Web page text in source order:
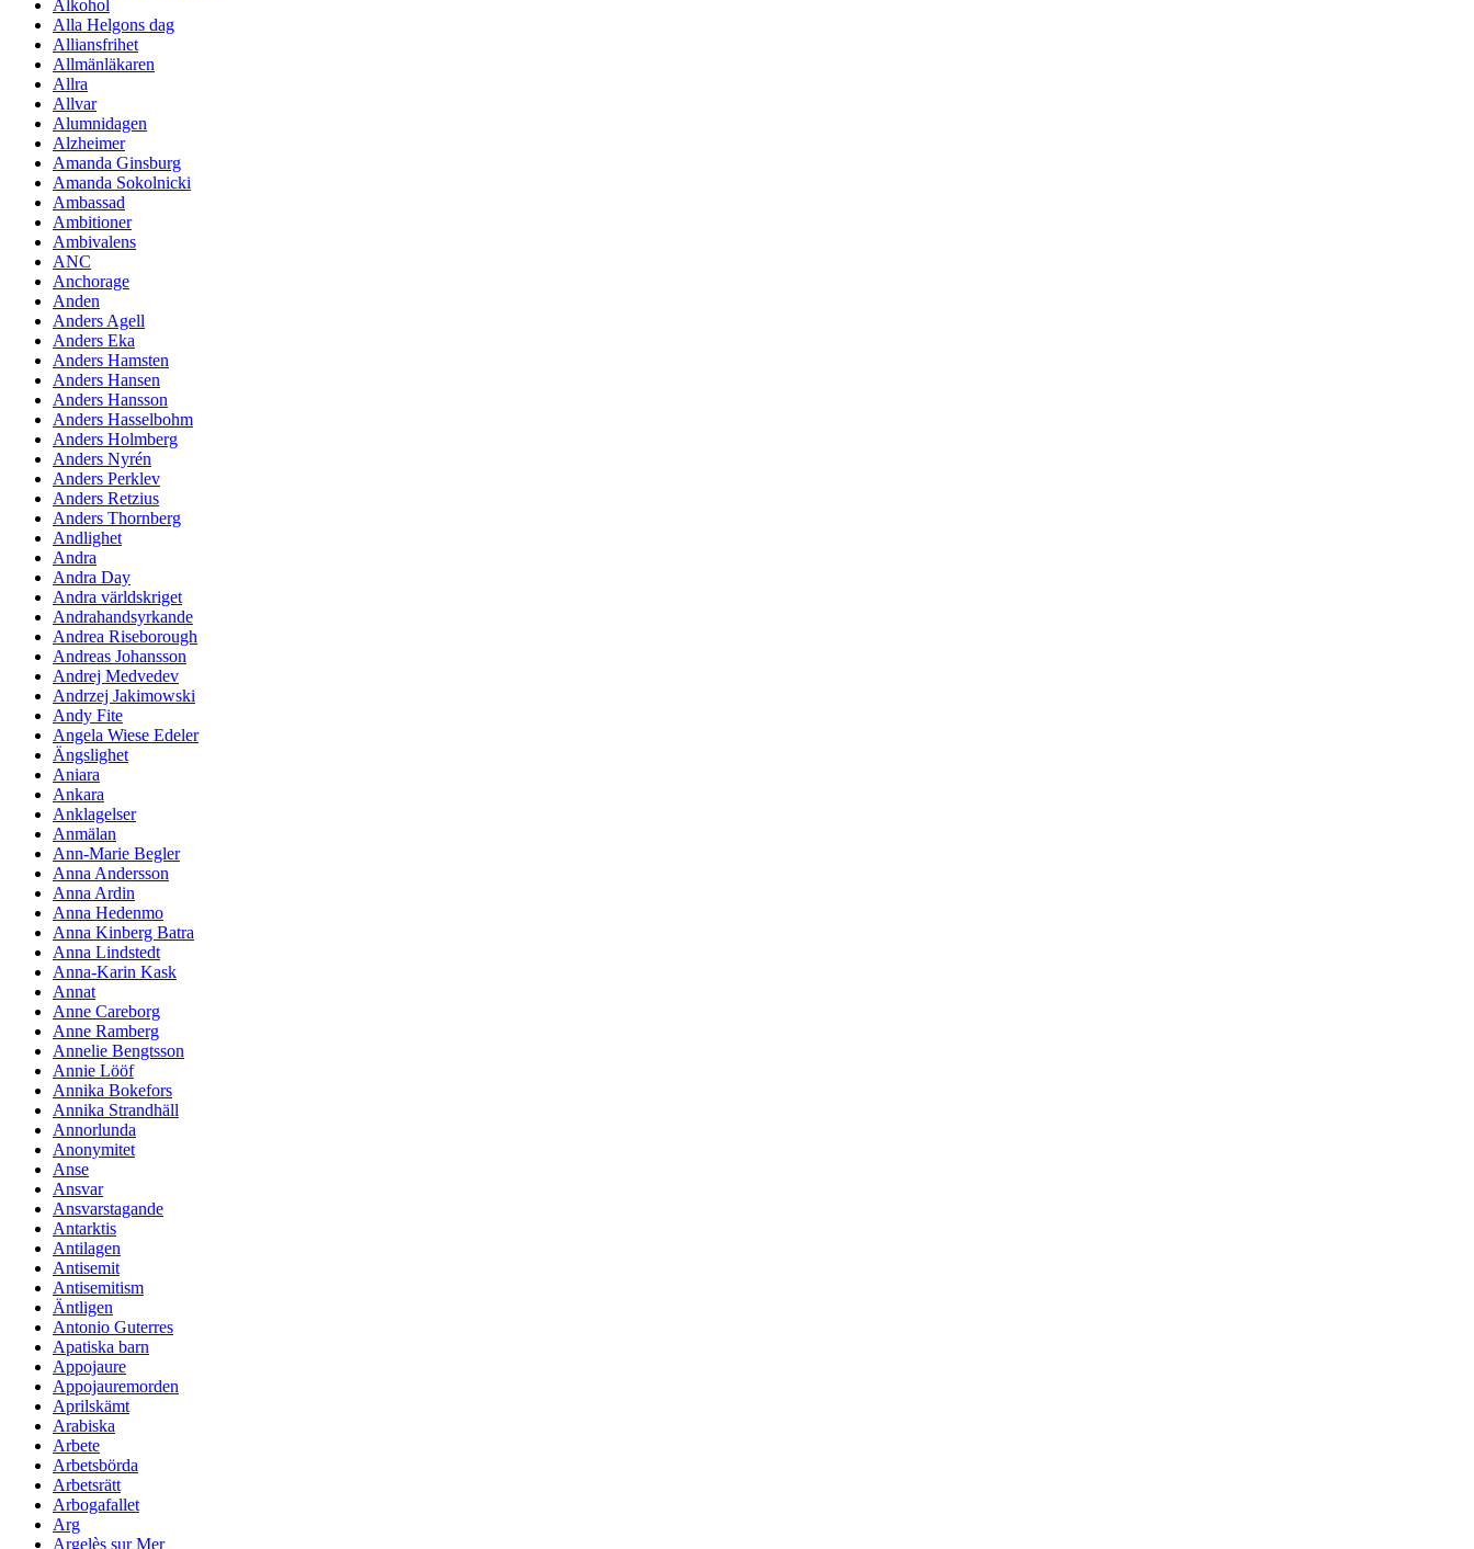
Alkohol
Alla Helgons dag
Alliansfrihet
Allmänläkaren
Allra
Allvar
Alumnidagen
Alzheimer
Amanda Ginsburg
Amanda Sokolnicki
Ambassad
Ambitioner
Ambivalens
ANC
Anchorage
Anden
Anders Agell
Anders Eka
Anders Hamsten
Anders Hansen
Anders Hansson
Anders Hasselbohm
Anders Holmberg
Anders Nyrén
Anders Perklev
Anders Retzius
Anders Thornberg
Andlighet
Andra
Andra Day
Andra världskriget
Andrahandsyrkande
Andrea Riseborough
Andreas Johansson
Andrej Medvedev
Andrzej Jakimowski
Andy Fite
Angela Wiese Edeler
Ängslighet
Aniara
Ankara
Anklagelser
Anmälan
Ann-Marie Begler
Anna Andersson
Anna Ardin
Anna Hedenmo
Anna Kinberg Batra
Anna Lindstedt
Anna-Karin Kask
Annat
Anne Careborg
Anne Ramberg
Annelie Bengtsson
Annie Lööf
Annika Bokefors
Annika Strandhäll
Annorlunda
Anonymitet
Anse
Ansvar
Ansvarstagande
Antarktis
Antilagen
Antisemit
Antisemitism
Äntligen
Antonio Guterres
Apatiska barn
Appojaure
Appojauremorden
Aprilskämt
Arabiska
Arbete
Arbetsbörda
Arbetsrätt
Arbogafallet
Arg
Argelès sur Mer